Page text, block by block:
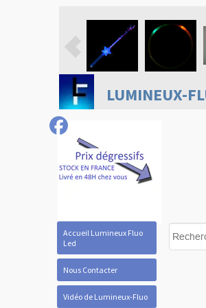
Accueil Lumineux Fluo
Led
Nous Contacter
Vidéo de Lumineux-Fluo
LUMINEUX-